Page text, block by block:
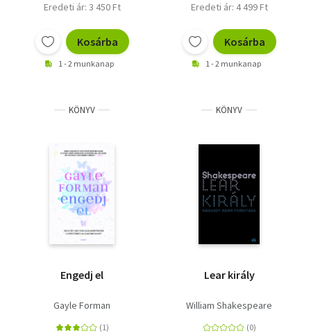
Eredeti ár: 3 450 Ft
Kosárba
1 - 2 munkanap
Eredeti ár: 4 499 Ft
Kosárba
1 - 2 munkanap
KÖNYV
Engedj el
Gayle Forman
KÖNYV
Lear király
William Shakespeare